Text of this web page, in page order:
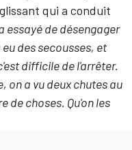
qui a conduit
essayé de désengager
des secousses, et
difficile de l'arrêter.
on a vu deux chutes au
de choses. Qu'on les